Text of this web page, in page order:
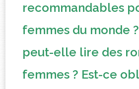
recommandables
femmes du monde
peut-elle lire des
femmes ? Est-ce